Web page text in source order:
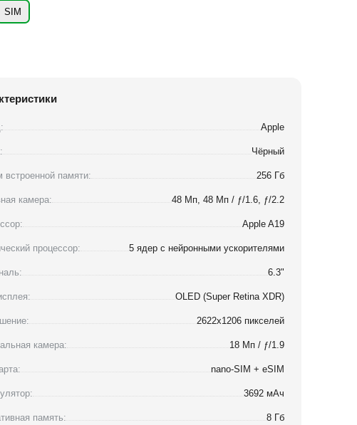
SIM
Apple
Чёрный
встроенной памяти: 256 Гб
камера: 48 Мп, 48 Мп / ƒ/1.6, ƒ/2.2
Apple A19
процессор: 5 ядер с нейронными ускорителями
6.3"
OLED (Super Retina XDR)
2622x1206 пикселей
камера: 18 Мп / ƒ/1.9
nano-SIM + eSIM
3692 мАч
память: 8 Гб